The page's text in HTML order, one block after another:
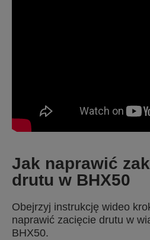
Jak naprawić
drutu w BHX50
Obejrzyj instrukcję wideo
naprawić zacięcie drutu w
BHX50.